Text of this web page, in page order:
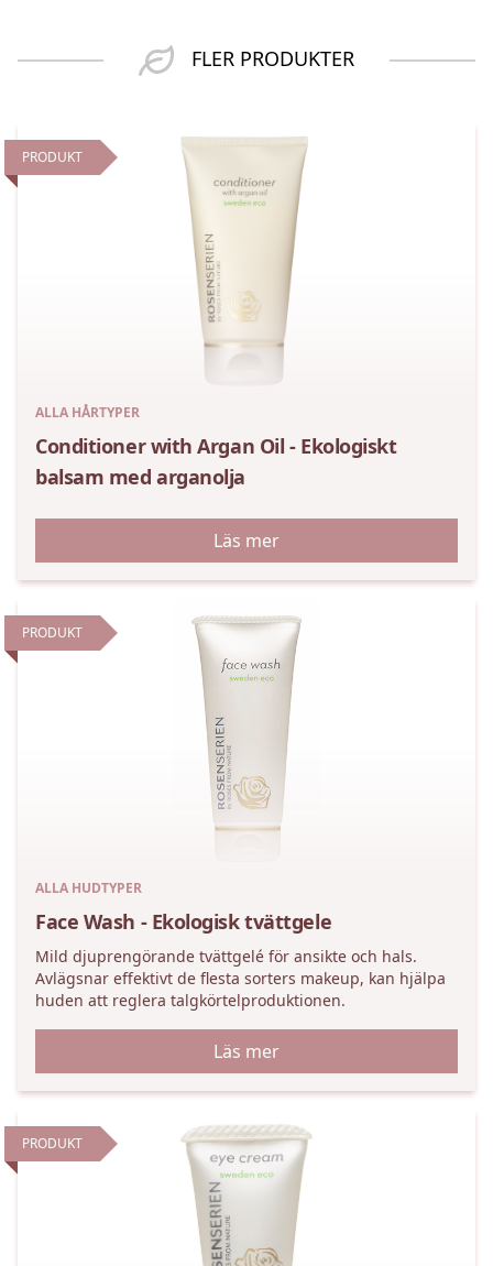
FLER PRODUKTER
PRODUKT
ALLA HÅRTYPER
Conditioner with Argan Oil - Ekologiskt
balsam med arganolja
Läs mer
PRODUKT
ALLA HUDTYPER
Face Wash - Ekologisk tvättgele
Mild djuprengörande tvättgelé för ansikte och hals.
Avlägsnar effektivt de flesta sorters makeup, kan hjälpa
huden att reglera talgkörtelproduktionen.
Läs mer
PRODUKT